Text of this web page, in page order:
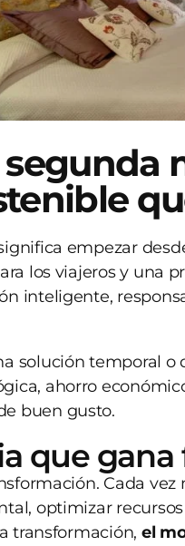
empezar
los viajeros y una
inteligente,
solución temporal o
ahorro
buen gusto.
que gana
Cada
optimizar
transformación, el